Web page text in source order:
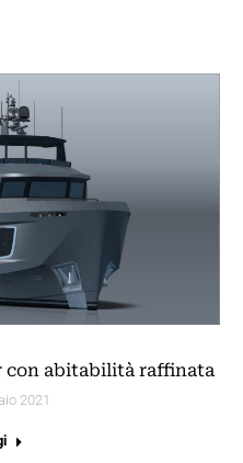
con abitabilità raffinata
2021